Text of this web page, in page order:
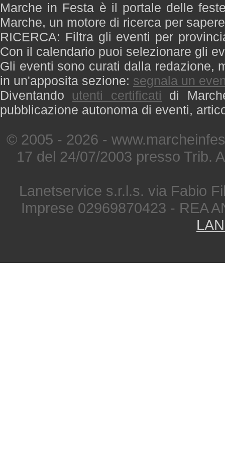
Marche in Festa è il portale delle
Marche, un motore di ricerca per
RICERCA: Filtra gli eventi per
Con il calendario puoi selezionare gli
Gli eventi sono curati dalla redazione,
in un'apposita sezione: segnala un
Diventando utenti certificati di
pubblicazione autonoma di eventi,
© 2005 - 2026 -
17 del 24/07/2003 presso Trib.
Lanetservice s.r.l.s. via Fabio
Imprese 02969870423 - REA